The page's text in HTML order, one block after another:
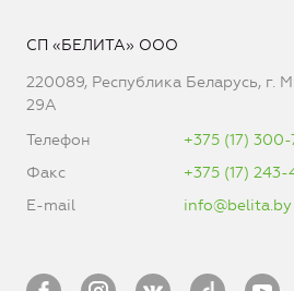
СП «БЕЛИТА» ООО
220089, Республика Беларусь, г.
29А
Телефон
+375 (17)
Факс
+375 (17)
E-mail
info@belita.by